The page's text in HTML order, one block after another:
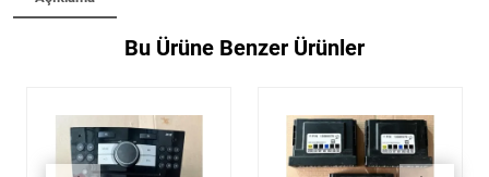
Bu Ürüne Benzer Ürünler